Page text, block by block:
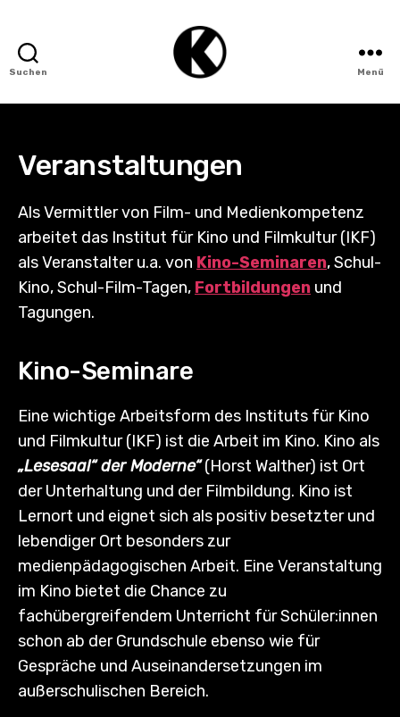
Suchen
für
Filmkultur
(IKF)
Menü
Veranstaltungen
Als Vermittler von Film- und Medienkompetenz
arbeitet das Institut für Kino und Filmkultur (IKF)
als Veranstalter u.a. von Kino-Seminaren, Schul-
Kino, Schul-Film-Tagen, Fortbildungen und
Tagungen.
Kino-Seminare
Eine wichtige Arbeitsform des Instituts für Kino
und Filmkultur (IKF) ist die Arbeit im Kino. Kino als
„Lesesaal“ der Moderne“(Horst Walther) ist Ort
der Unterhaltung und der Filmbildung. Kino ist
Lernort und eignet sich als positiv besetzter und
lebendiger Ort besonders zur
medienpädagogischen Arbeit. Eine Veranstaltung
im Kino bietet die Chance zu
fachübergreifendem Unterricht für Schüler:innen
schon ab der Grundschule ebenso wie für
Gespräche und Auseinandersetzungen im
außerschulischen Bereich.